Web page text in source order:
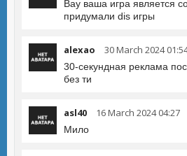
Вау ваша игра является
придумали dis игры
alexao 30 March 2024
30-секундная реклама
без ти
asl40 16 March 2024 04:27
Мило